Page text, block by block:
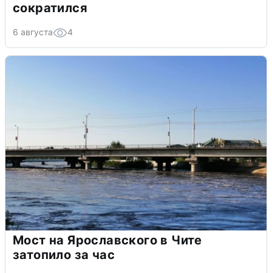
сократился
6 августа 4
Мост на Ярославского в Чите
затопило за час